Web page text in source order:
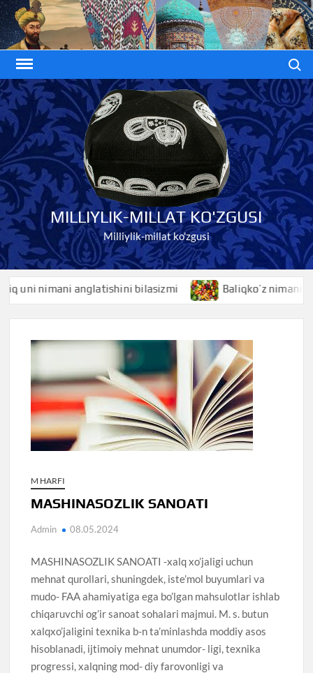
Skip
to
content
MILLIYLIK-MILLAT KO'ZGUSI
Milliylik-millat ko'zgusi
anglatishini bilasizmi Baliqko’z nimani
M HARFI
MASHINASOZLIK SANOATI
Admin 08.05.2024
MASHINASOZLIK SANOATI -xalq xo’jaligi uchun
mehnat qurollari, shuningdek, iste’mol buyumlari va
mudo- FAA ahamiyatiga ega bo’lgan mahsulotlar ishlab
chiqaruvchi og’ir sanoat sohalari majmui. M. s. butun
xalqxo’jaligini texnika b-n ta’minlashda moddiy asos
hisoblanadi, ijtimoiy mehnat unumdor- ligi, texnika
progressi, xalqning mod- diy farovonligi va